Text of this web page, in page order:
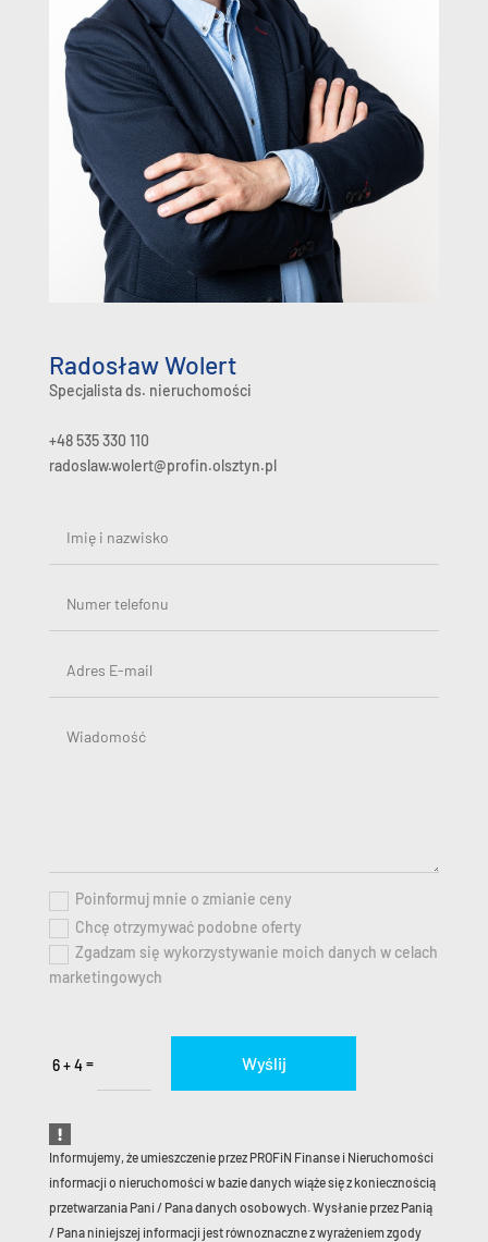
Radosław Wolert
Specjalista ds. nieruchomości
+48 535 330 110
radoslaw.wolert@profin.olsztyn.pl
Poinformuj mnie o zmianie ceny
Chcę otrzymywać podobne oferty
Zgadzam się wykorzystywanie moich danych w celach
marketingowych
6 + 4= Wyślij
Informujemy, że umieszczenie przez PROFiN Finanse i Nieruchomości
informacji o nieruchomości w bazie danych wiąże się z koniecznością
przetwarzania Pani / Pana danych osobowych. Wysłanie przez Panią
/ Pana niniejszej informacji jest równoznaczne z wyrażeniem zgody